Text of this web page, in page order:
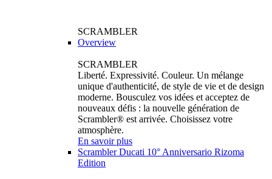
SCRAMBLER
Overview
SCRAMBLER
Liberté. Expressivité. Couleur. Un mélange
unique d'authenticité, de style de vie et de design
moderne. Bousculez vos idées et acceptez de
nouveaux défis : la nouvelle génération de
Scrambler® est arrivée. Choisissez votre
atmosphère.
En savoir plus
Scrambler Ducati 10° Anniversario Rizoma
Edition